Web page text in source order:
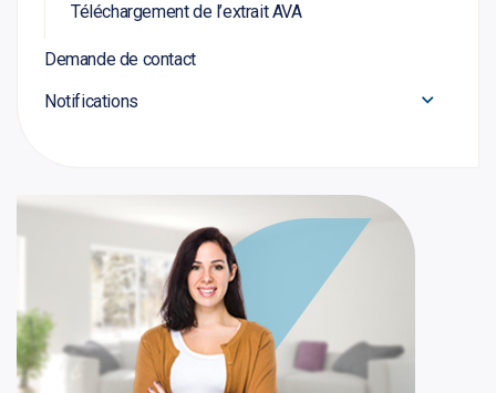
Téléchargement de l’extrait AVA
Demande de contact
Notifications